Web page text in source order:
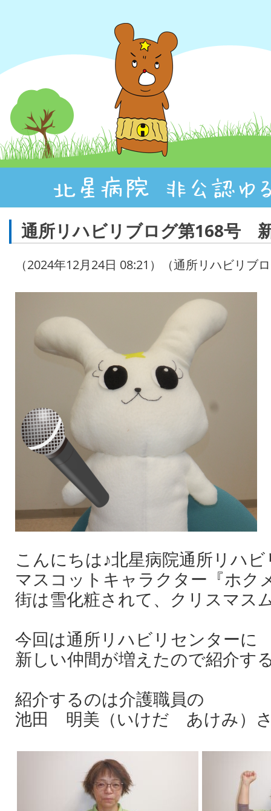
通所リハビリブログ第168号
（2024年12月24日 08:21）（通所リハビリブ
こんにちは♪北星病院通所リハ
マスコットキャラクター『ホク
街は雪化粧されて、クリスマス
今回は通所リハビリセンターに
新しい仲間が増えたので紹介す
紹介するのは介護職員の
池田 明美（いけだ あけみ）